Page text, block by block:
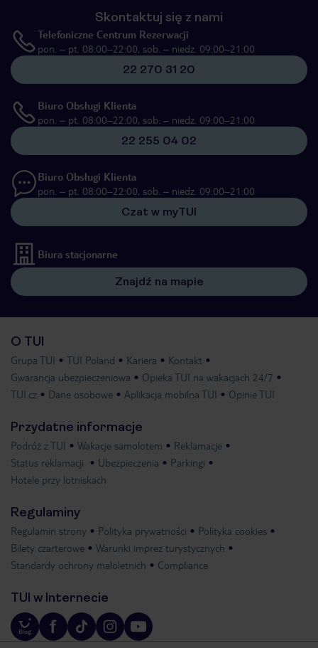
Skontaktuj się z nami
Telefoniczne Centrum Rezerwacji
pon. – pt. 08:00–22:00, sob. – niedz. 09:00–21:00
22 270 31 20
Biuro Obsługi Klienta
pon. – pt. 08:00–22:00, sob. – niedz. 09:00–21:00
22 255 04 02
Biuro Obsługi Klienta
pon. – pt. 08:00–22:00, sob. – niedz. 09:00–21:00
Czat w myTUI
Biura stacjonarne
Znajdź na mapie
O TUI
Grupa TUI TUI Poland Kariera
Kontakt
Gwarancja ubezpieczeniowa
Opieka TUI na wakacjach 24/7
TUI.cz
Dane osobowe Aplikacja mobilna TUI Opinie TUI
Przydatne informacje
Podróż z TUI Wakacje samolotem
Reklamacje
Status reklamacji
Ubezpieczenia
Parkingi
Hotele przy lotniskach
Regulaminy
Regulamin strony Polityka prywatności
Polityka cookies
Bilety czarterowe
Warunki imprez turystycznych
Standardy ochrony małoletnich
Compliance
TUI w Internecie